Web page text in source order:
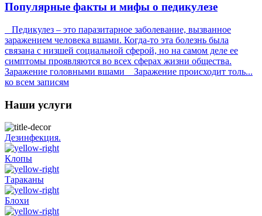
Популярные факты и мифы о педикулезе
Педикулез – это паразитарное заболевание, вызванное
заражением человека вшами. Когда-то эта болезнь была
связана с низшей социальной сферой, но на самом деле ее
симптомы проявляются во всех сферах жизни общества.
Заражение головными вшами Заражение происходит толь...
ко всем записям
Наши услуги
Дезинфекция.
Клопы
Тараканы
Блохи